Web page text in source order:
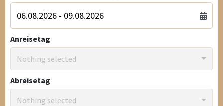
Anreisetag
Nothing selected
Abreisetag
Nothing selected